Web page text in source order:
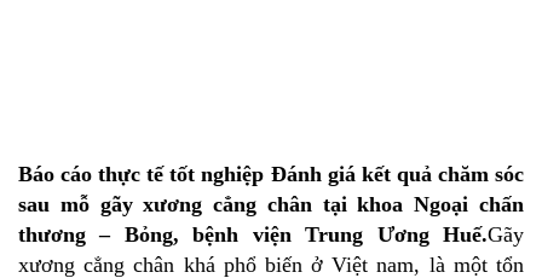
Báo cáo thực tế tốt nghiệp Đánh giá kết quả chăm sóc
sau mỗ gãy xương cẳng chân tại khoa Ngoại chấn
thương – Bỏng, bệnh viện Trung Ương Huế.Gãy
xương cẳng chân khá phổ biến ở Việt nam, là một tổn